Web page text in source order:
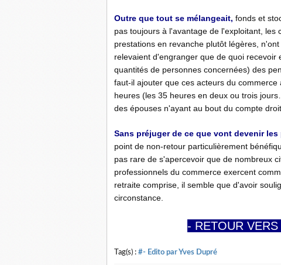
Outre que tout se mélangeait, fonds et
pas toujours à l'avantage de l'exploitant,
prestations en revanche plutôt légères,
relevaient d'engranger que de quoi recevoir
quantités de personnes concernées) des
faut-il ajouter que ces acteurs du
heures (les 35 heures en deux ou trois
des épouses n'ayant au bout du compte
Sans préjuger de ce que vont devenir
point de non-retour particulièrement
pas rare de s'apercevoir que de nombreux
professionnels du commerce exercent
retraite comprise, il semble que d'avoir
circonstance.
- RETOUR
Tag(s) : #- Edito par Yves Dupré